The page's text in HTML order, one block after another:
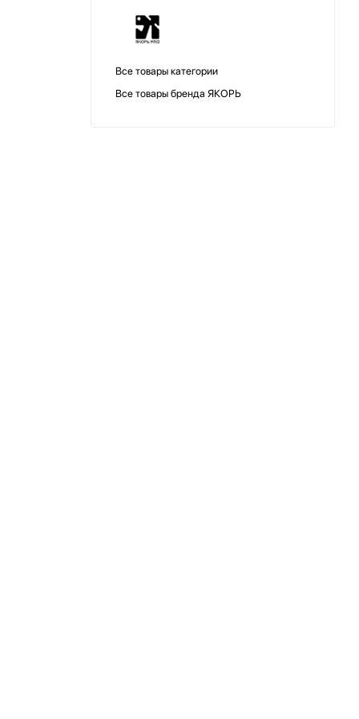
Все товары категории
Все товары бренда ЯКОРЬ